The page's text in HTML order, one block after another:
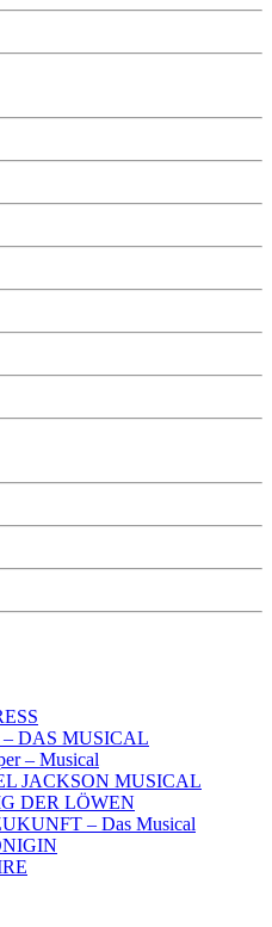
DAS MUSICAL
– Musical
JACKSON MUSICAL
DER LÖWEN
– Das Musical